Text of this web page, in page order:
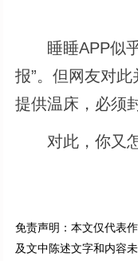
睡睡APP似乎
报”。但网友对
提供温床，必须
对此，你又怎
免责声明：本文仅代表
及文中陈述文字和内容